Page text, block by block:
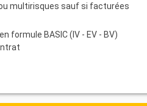
multirisques sauf si facturées
formule BASIC (IV - EV - BV)